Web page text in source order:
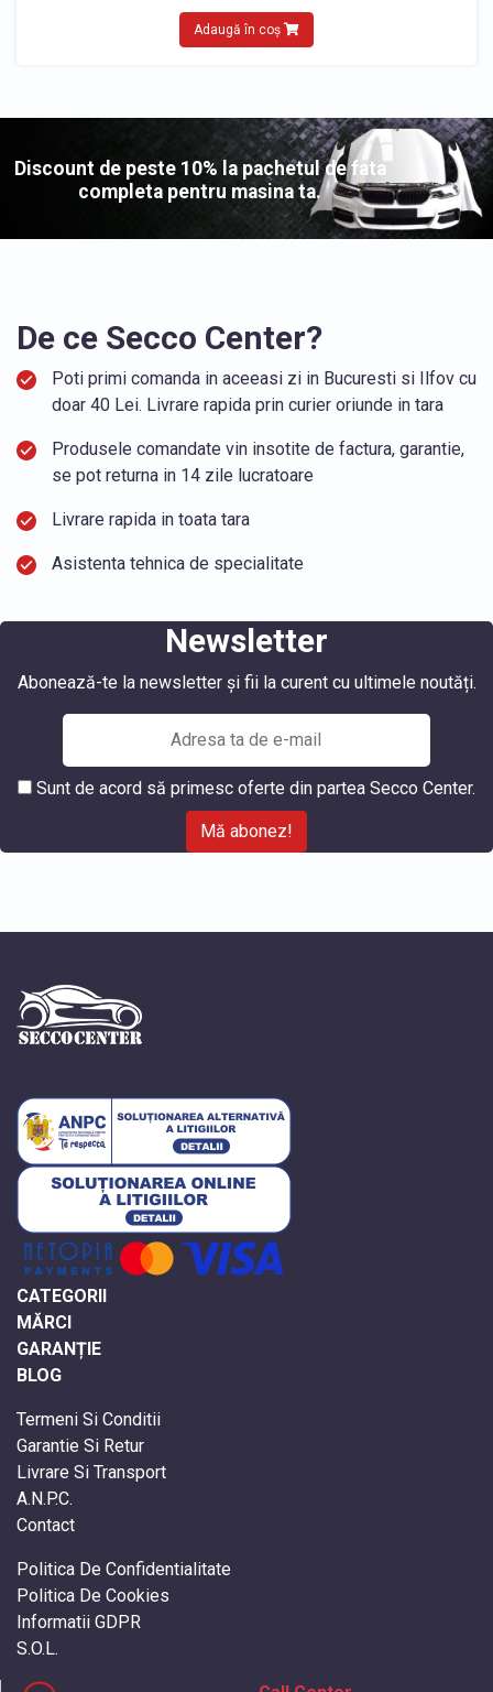
Adaugă în coș
Discount de peste 10% la pachetul de fata
completa pentru masina ta.
De ce Secco Center?
Poti primi comanda in aceeasi zi in Bucuresti si Ilfov cu
doar 40 Lei. Livrare rapida prin curier oriunde in tara
Produsele comandate vin insotite de factura, garantie,
se pot returna in 14 zile lucratoare
Livrare rapida in toata tara
Asistenta tehnica de specialitate
Newsletter
Abonează-te la newsletter și fii la curent cu ultimele noutăți.
Sunt de acord să primesc oferte din partea Secco Center.
Mă abonez!
CATEGORII
MĂRCI
GARANȚIE
BLOG
Termeni Si Conditii
Garantie Si Retur
Livrare Si Transport
A.N.P.C.
Contact
Politica De Confidentialitate
Politica De Cookies
Informatii GDPR
S.O.L.